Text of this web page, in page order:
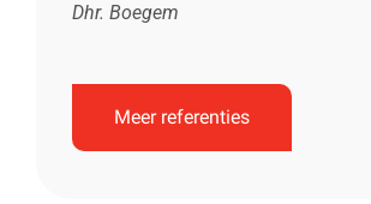
Dhr. Boegem
Meer referenties